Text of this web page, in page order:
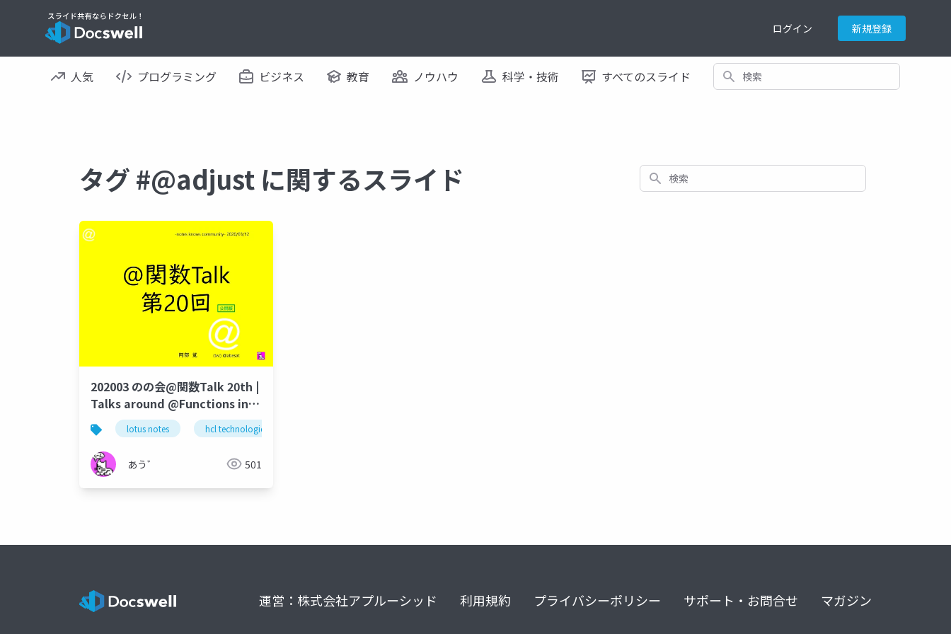
ログイン 新規登録
人気 プログラミング ビジネス 教育 ノウハウ 科学・技術 すべてのスライド 検索
タグ #@adjust に関するスライド 検索
202003 のの会@関数Talk 20th |
Talks around @Functions in
Notes and Domino
lotus notes hcl technologies
あう゛ 501
運営：株式会社アプルーシッド 利用規約 プライバシーポリシー サポート・お問合せ マガジン